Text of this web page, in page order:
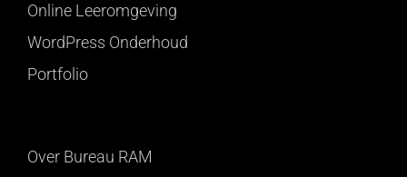
Online Leeromgeving
WordPress Onderhoud
Portfolio
Over Bureau RAM